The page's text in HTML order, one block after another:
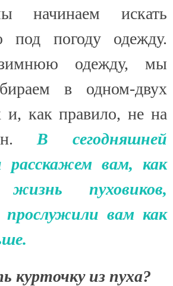
перевірити всіх на
світить сонце і
сильний...
впевнено та комфортно.
Читати далі →
начинаем искать
под погоду одежду.
одежду, мы
в одном-двух
и, как правило, не на
В сегодняшней
вам, как
пуховиков,
вам как
курточку из пуха?